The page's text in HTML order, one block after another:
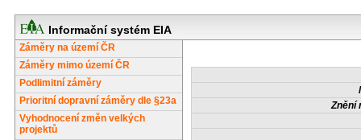
Informační systém EIA
Záměry na území ČR
Záměry mimo území ČR
Podlimitní záměry
Prioritní dopravní záměry dle §23a
Vyhodnocení změn velkých
projektů
Znění